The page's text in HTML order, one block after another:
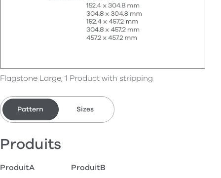
Flagstone Large, 1 Product with stripping
Pattern Sizes
Produits
ProduitA ProduitB